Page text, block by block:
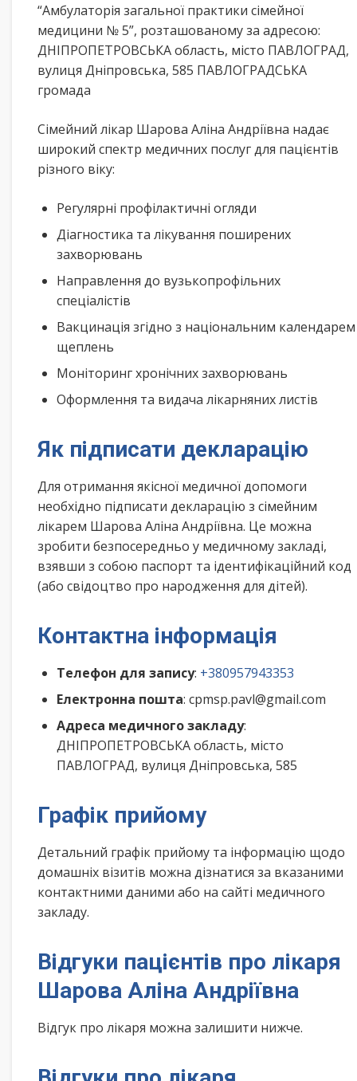
“Амбулаторія загальної практики сімейної
медицини № 5”, розташованому за адресою:
ДНІПРОПЕТРОВСЬКА область, місто ПАВЛОГРАД,
вулиця Днiпровська, 585 ПАВЛОГРАДСЬКА
громада
Сімейний лікар Шарова Аліна Андріївна надає
широкий спектр медичних послуг для пацієнтів
різного віку:
Регулярні профілактичні огляди
Діагностика та лікування поширених
захворювань
Направлення до вузькопрофільних
спеціалістів
Вакцинація згідно з національним календарем
щеплень
Моніторинг хронічних захворювань
Оформлення та видача лікарняних листів
Як підписати декларацію
Для отримання якісної медичної допомоги
необхідно підписати декларацію з сімейним
лікарем Шарова Аліна Андріївна. Це можна
зробити безпосередньо у медичному закладі,
взявши з собою паспорт та ідентифікаційний код
(або свідоцтво про народження для дітей).
Контактна інформація
Телефон для запису: +380957943353
Електронна пошта: cpmsp.pavl@gmail.com
Адреса медичного закладу:
ДНІПРОПЕТРОВСЬКА область, місто
ПАВЛОГРАД, вулиця Днiпровська, 585
Графік прийому
Детальний графік прийому та інформацію щодо
домашніх візитів можна дізнатися за вказаними
контактними даними або на сайті медичного
закладу.
Відгуки пацієнтів про лікаря
Шарова Аліна Андріївна
Відгук про лікаря можна залишити нижче.